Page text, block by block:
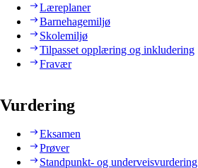
Læreplaner
Barnehagemiljø
Skolemiljø
Tilpasset opplæring og inkludering
Fravær
Vurdering
Eksamen
Prøver
Standpunkt- og underveisvurdering